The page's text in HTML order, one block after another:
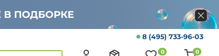
8 (495) 733-96-03
0 0